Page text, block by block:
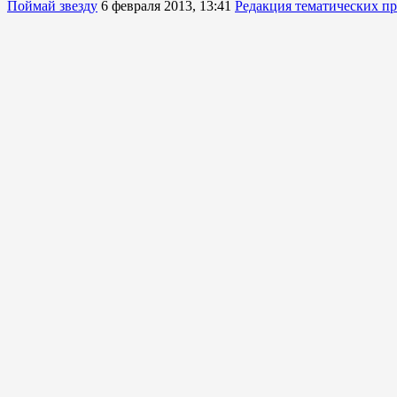
Поймай звезду 6 февраля 2013, 13:41 Редакция тематических